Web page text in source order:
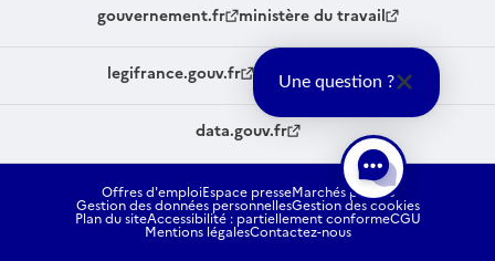
gouvernement.fr ministère du travail
legifrance.gouv.fr service-public.fr
data.gouv.fr
Offres d'emploiEspace presseMarchés publics
Gestion des données personnellesGestion des cookies
Plan du siteAccessibilité : partiellement conformeCGU
Mentions légalesContactez-nous
Une question ?